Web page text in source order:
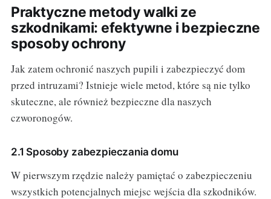
Praktyczne metody walki ze
szkodnikami: efektywne i bezpieczne
sposoby ochrony
Jak zatem ochronić naszych pupili i zabezpieczyć dom
przed intruzami? Istnieje wiele metod, które są nie tylko
skuteczne, ale również bezpieczne dla naszych
czworonogów.
2.1 Sposoby zabezpieczania domu
W pierwszym rzędzie należy pamiętać o zabezpieczeniu
wszystkich potencjalnych miejsc wejścia dla szkodników.